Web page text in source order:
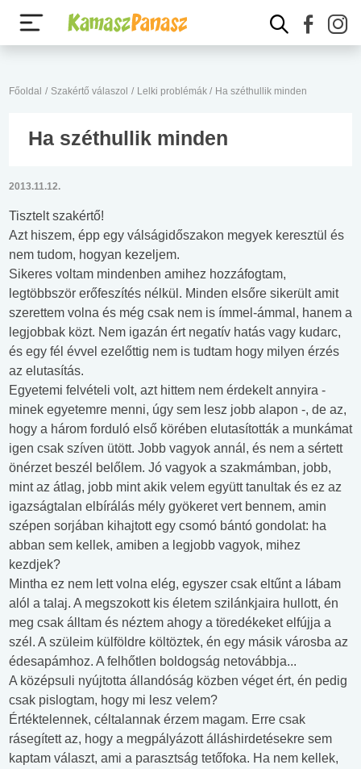
Főoldal / Szakértő válaszol / Lelki problémák / Ha széthullik minden
Ha széthullik minden
2013.11.12.
Tisztelt szakértő!
Azt hiszem, épp egy válságidőszakon megyek keresztül és
nem tudom, hogyan kezeljem.
Sikeres voltam mindenben amihez hozzáfogtam,
legtöbbször erőfeszítés nélkül. Minden elsőre sikerült amit
szerettem volna és még csak nem is ímmel-ámmal, hanem a
legjobbak közt. Nem igazán ért negatív hatás vagy kudarc,
és egy fél évvel ezelőttig nem is tudtam hogy milyen érzés
az elutasítás.
Egyetemi felvételi volt, azt hittem nem érdekelt annyira -
minek egyetemre menni, úgy sem lesz jobb alapon -, de az,
hogy a három forduló első körében elutasították a munkámat
igen csak szíven ütött. Jobb vagyok annál, és nem a sértett
önérzet beszél belőlem. Jó vagyok a szakmámban, jobb,
mint az átlag, jobb mint akik velem együtt tanultak és ez az
igazságtalan elbírálás mély gyökeret vert bennem, amin
szépen sorjában kihajtott egy csomó bántó gondolat: ha
abban sem kellek, amiben a legjobb vagyok, mihez
kezdjek?
Mintha ez nem lett volna elég, egyszer csak eltűnt a lábam
alól a talaj. A megszokott kis életem szilánkjaira hullott, én
meg csak álltam és néztem ahogy a töredékeket elfújja a
szél. A szüleim külföldre költöztek, én egy másik városba az
édesapámhoz. A felhőtlen boldogság netovábbja...
A középsuli nyújtotta állandóság közben véget ért, én pedig
csak pislogtam, hogy mi lesz velem?
Értéktelennek, céltalannak érzem magam. Erre csak
rásegített az, hogy a megpályázott álláshirdetésekre sem
kaptam választ, ami a parasztság tetőfoka. Ha nem kellek,